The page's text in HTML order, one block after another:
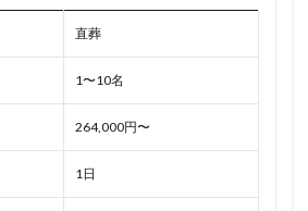
直葬
1〜10名
264,000円〜
1日